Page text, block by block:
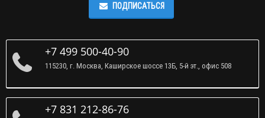
ПОДПИСАТЬСЯ
+7 499 500-40-90
115230, г. Москва, Каширское шоссе 13Б, 5-й эт., офис 508
+7 831 212-86-76